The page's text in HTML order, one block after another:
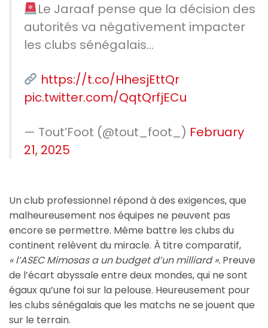
Le Jaraaf pense que la décision des
autorités va négativement impacter
les clubs sénégalais…
https://t.co/HhesjEttQr
pic.twitter.com/QqtQrfjECu
— Tout’Foot (@tout_foot_) February
21, 2025
Un club professionnel répond à des exigences, que
malheureusement nos équipes ne peuvent pas
encore se permettre. Même battre les clubs du
continent relèvent du miracle. À titre comparatif,
« l’ASEC Mimosas a un budget d’un milliard ». Preuve
de l’écart abyssale entre deux mondes, qui ne sont
égaux qu’une foi sur la pelouse. Heureusement pour
les clubs sénégalais que les matchs ne se jouent que
sur le terrain.